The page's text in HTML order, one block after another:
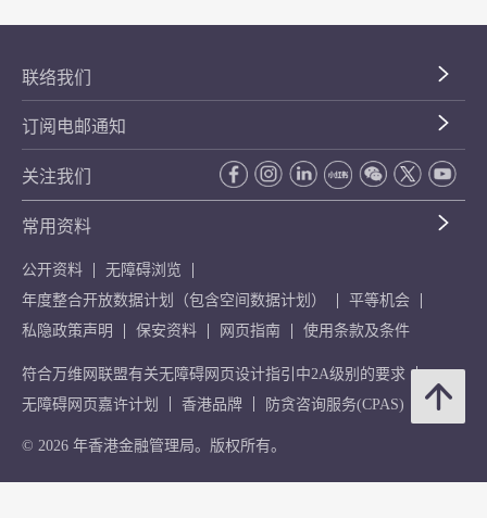
联络我们
订阅电邮通知
关注我们
常用资料
公开资料
无障碍浏览
年度整合开放数据计划（包含空间数据计划）
平等机会
私隐政策声明
保安资料 网页指南 使用条款及条件
符合万维网联盟有关无障碍网页设计指引中2A级别的要求
无障碍网页嘉许计划
香港品牌 防贪咨询服务(CPAS)
© 2026 年香港金融管理局。版权所有。